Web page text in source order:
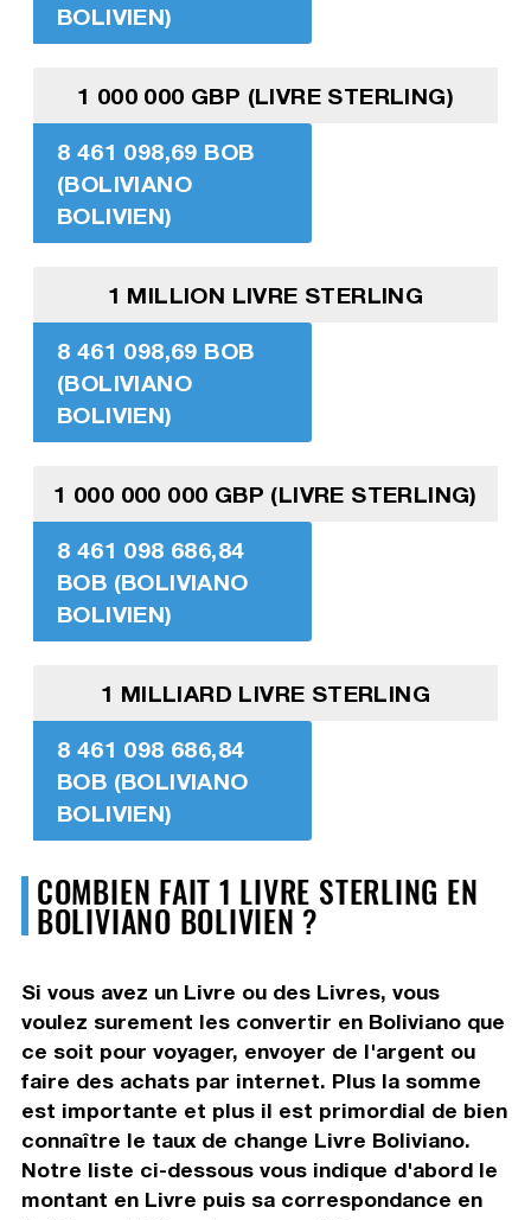
BOLIVIEN)
1 000 000 GBP (LIVRE STERLING)
8 461 098,69 BOB
(BOLIVIANO
BOLIVIEN)
1 MILLION LIVRE STERLING
8 461 098,69 BOB
(BOLIVIANO
BOLIVIEN)
1 000 000 000 GBP (LIVRE STERLING)
8 461 098 686,84
BOB (BOLIVIANO
BOLIVIEN)
1 MILLIARD LIVRE STERLING
8 461 098 686,84
BOB (BOLIVIANO
BOLIVIEN)
COMBIEN FAIT 1 LIVRE STERLING EN
BOLIVIANO BOLIVIEN ?
Si vous avez un Livre ou des Livres, vous
voulez surement les convertir en Boliviano que
ce soit pour voyager, envoyer de l'argent ou
faire des achats par internet. Plus la somme
est importante et plus il est primordial de bien
connaître le taux de change Livre Boliviano.
Notre liste ci-dessous vous indique d'abord le
montant en Livre puis sa correspondance en